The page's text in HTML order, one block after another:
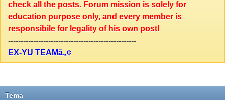
check all the posts. Forum mission is solely for
education purpose only, and every member is
responsibile for legality of his own post!
---------------------------------------------------
EX-YU TEAMâ„¢
Tema